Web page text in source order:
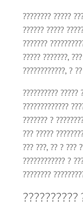
???????? ?????
?????? ?????
???????
????? ???????,
????????????, ?
?????????? ?????
?????????????
??????? ?
??? ?????
??? ???, ?? ? ???
???????????? ?
????????
??????????